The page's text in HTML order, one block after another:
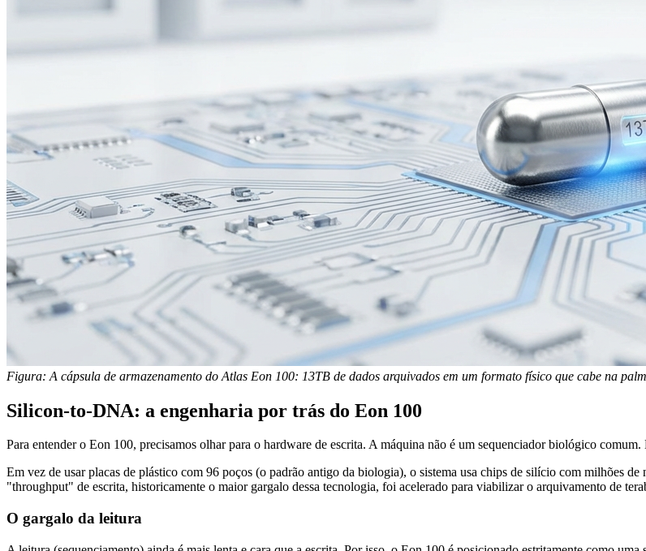
Figura: A cápsula de armazenamento do Atlas Eon 100: 13TB de dados arquivados em um formato físico que cabe na
Silicon-to-DNA: a engenharia por trás do Eon 100
Para entender o Eon 100, precisamos olhar para o hardware de escrita. A máquina não é um sequenciador biológico
Em vez de usar placas de plástico com 96 poços (o padrão antigo da biologia), o sistema usa chips de silício com milhões
"throughput" de escrita, historicamente o maior gargalo dessa tecnologia, foi acelerado para viabilizar o arquivamento de
O gargalo da leitura